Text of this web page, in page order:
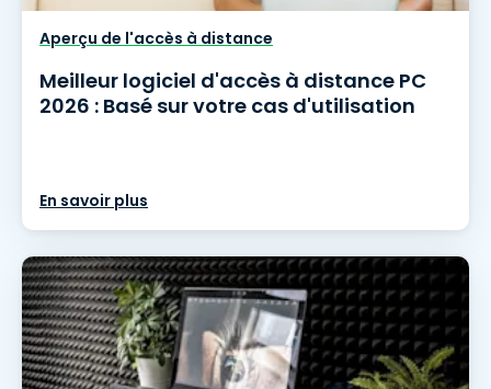
Aperçu de l'accès à distance
Meilleur logiciel d'accès à distance PC
2026 : Basé sur votre cas d'utilisation
En savoir plus